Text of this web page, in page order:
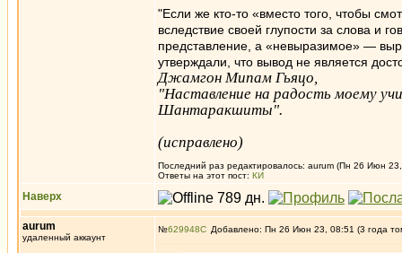
"Если же кто-то «вместо того, чтобы
вследствие своей глупости за слова и
представление, а «невыразимое» —
утверждали, что вывод не является
Джамгон Мипам Гьяцо,
"Наставление на радость моему
Шантаракшиты".
(исправлено)
Последний раз редактировалось: aurum (Пн 26 Июн
Ответы на этот пост: КИ
Наверх
aurum
удаленный аккаунт
№629948 Добавлено: Пн 26 Июн 23, 08:51 (3 года